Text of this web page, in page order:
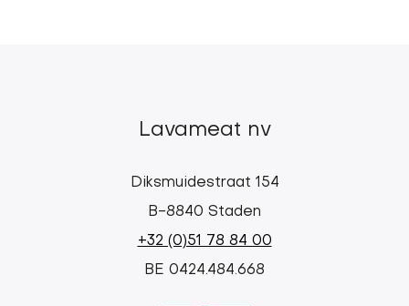
Lavameat nv
Diksmuidestraat 154
B-8840 Staden
+32 (0)51 78 84 00
BE 0424.484.668